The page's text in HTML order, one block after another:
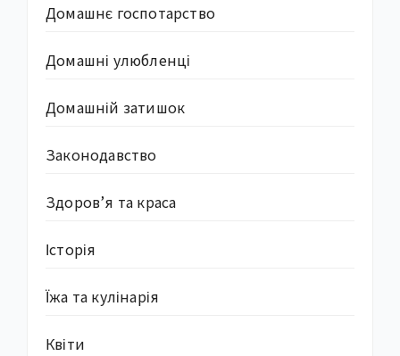
Домашнє госпотарство
Домашні улюбленці
Домашній затишок
Законодавство
Здоров’я та краса
Історія
Їжа та кулінарія
Квіти